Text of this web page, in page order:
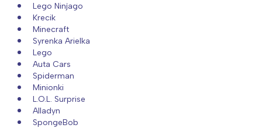
Lego Ninjago
Krecik
Minecraft
Syrenka Arielka
Lego
Auta Cars
Spiderman
Minionki
L.O.L. Surprise
Alladyn
SpongeBob